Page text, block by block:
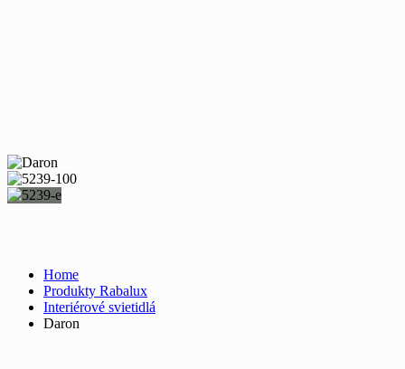
Home
Produkty Rabalux
Interiérové svietidlá
Daron